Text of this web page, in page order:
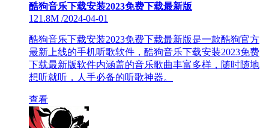
酷狗音乐下载安装2023免费下载最新版
121.8M /2024-04-01
酷狗音乐下载安装2023免费下载最新版是一款酷狗官方
最新上线的手机听歌软件，酷狗音乐下载安装2023免费
下载最新版软件内涵盖的音乐歌曲丰富多样，随时随地
想听就听，人手必备的听歌神器。
查看